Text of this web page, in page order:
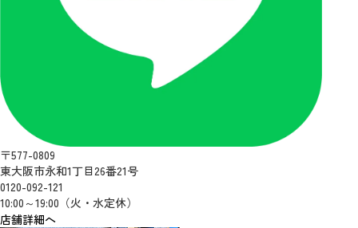
〒577-0809
東大阪市永和1丁目26番21号
0120-092-121
10:00～19:00（火・水定休）
店舗詳細へ